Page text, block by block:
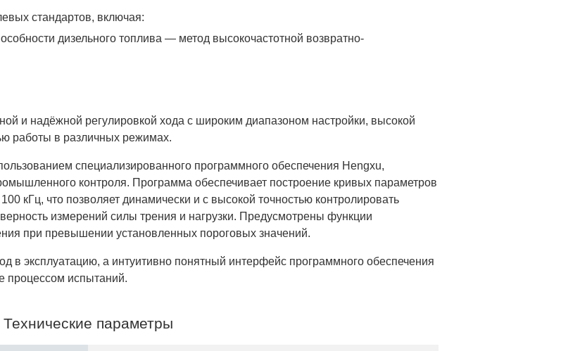
стандартов, включая:
дизельного топлива — метод высокочастотной возвратно-
и надёжной регулировкой хода с широким диапазоном настройки, высокой
работы в различных режимах.
специализированного программного обеспечения Hengxu,
контроля. Программа обеспечивает построение кривых параметров
кГц, что позволяет динамически и с высокой точностью контролировать
измерений силы трения и нагрузки. Предусмотрены функции
при превышении установленных пороговых значений.
в эксплуатацию, а интуитивно понятный интерфейс программного обеспечения
процессом испытаний.
Технические параметры